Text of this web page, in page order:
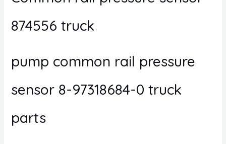
874556 truck
pump common rail pressure
sensor 8-97318684-0 truck
parts